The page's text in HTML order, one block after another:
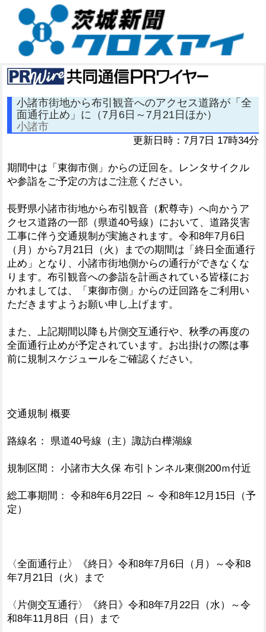
小諸市街地から布引観音へのアクセス道路が「全
面通行止め」に（7月6日～7月21日ほか）
小諸市
更新日時：7月7日 17時34分
期間中は「東御市側」からの迂回を。レンタサイクル
や参詣をご予定の方はご注意ください。
長野県小諸市街地から布引観音（釈尊寺）へ向かうア
クセス道路の一部（県道40号線）において、道路災害
工事に伴う交通規制が実施されます。令和8年7月6日
（月）から7月21日（火）までの期間は「終日全面通行
止め」となり、小諸市街地側からの通行ができなくな
ります。布引観音への参詣を計画されている皆様にお
かれましては、「東御市側」からの迂回路をご利用い
ただきますようお願い申し上げます。
また、上記期間以降も片側交互通行や、秋季の再度の
全面通行止めが予定されています。お出掛けの際は事
前に規制スケジュールをご確認ください。
交通規制 概要
路線名： 県道40号線（主）諏訪白樺湖線
規制区間： 小諸市大久保 布引トンネル東側200ｍ付近
総工事期間： 令和8年6月22日 ～ 令和8年12月15日（予
定）
〈全面通行止〉《終日》令和8年7月6日（月）～令和8
年7月21日（火）まで
〈片側交互通行〉《終日》令和8年7月22日（水）～令
和8年11月8日（日）まで